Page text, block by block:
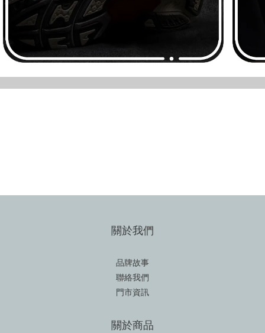
SHOP NOW
關於我們
品牌故事
聯絡我們
門市資訊
關於商品